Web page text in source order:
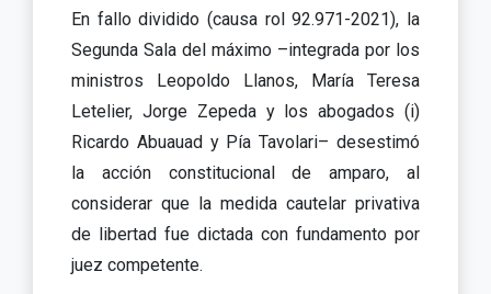
En fallo dividido (causa rol 92.971-2021), la
Segunda Sala del máximo –integrada por los
ministros Leopoldo Llanos, María Teresa
Letelier, Jorge Zepeda y los abogados (i)
Ricardo Abuauad y Pía Tavolari– desestimó
la acción constitucional de amparo, al
considerar que la medida cautelar privativa
de libertad fue dictada con fundamento por
juez competente.